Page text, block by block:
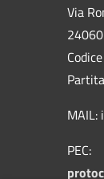
Via
MAIL:
PEC: